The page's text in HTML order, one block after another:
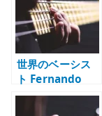
世界のベーシス
ト Fernando
Lamadrid – ク